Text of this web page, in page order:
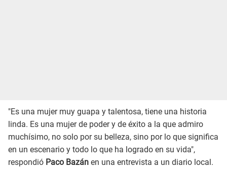
"Es una mujer muy guapa y talentosa, tiene una historia
linda. Es una mujer de poder y de éxito a la que admiro
muchísimo, no solo por su belleza, sino por lo que significa
en un escenario y todo lo que ha logrado en su vida",
respondió Paco Bazán en una entrevista a un diario local.